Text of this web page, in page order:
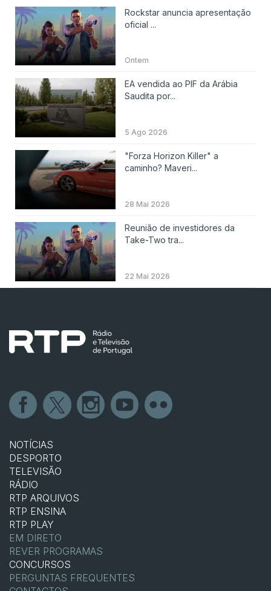
Rockstar anuncia apresentação
oficial ...
Ontem
EA vendida ao PIF da Arábia
Saudita por...
5 Ago 2026
"Forza Horizon Killer" a
caminho? Maveri...
28 Mai 2026
Reunião de investidores da
Take-Two tra...
22 Mai 2026
NOTÍCIAS
DESPORTO
TELEVISÃO
RÁDIO
RTP ARQUIVOS
RTP ENSINA
RTP PLAY
EM DIRETO
REVER PROGRAMAS
CONCURSOS
PERGUNTAS FREQUENTES